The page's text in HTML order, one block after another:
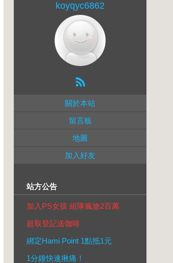
koyqyc6862
關於本站
留言板
地圖
加入好友
站方公告
加入PS女孩 組隊瘋搶2百萬
超取登記送咖啡
綁定Hami Point 1點抵1元
1分鐘快速揪痛！